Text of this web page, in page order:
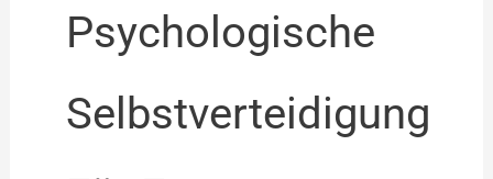
Psychologische
Selbstverteidigung